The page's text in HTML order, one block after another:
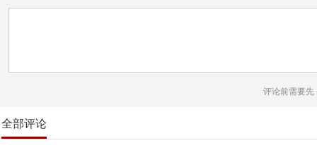
评论前需要先
全部评论